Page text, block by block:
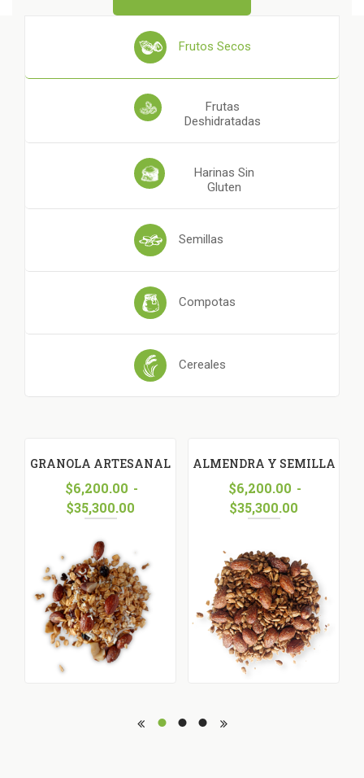
Frutos Secos
Frutas
Deshidratadas
Harinas Sin
Gluten
Semillas
Compotas
Cereales
GRANOLA ARTESANAL
$6,200.00 -
$35,300.00
ALMENDRA Y SEMILLA
DE GIRASOL TOSTADOS
$6,200.00 -
$35,300.00